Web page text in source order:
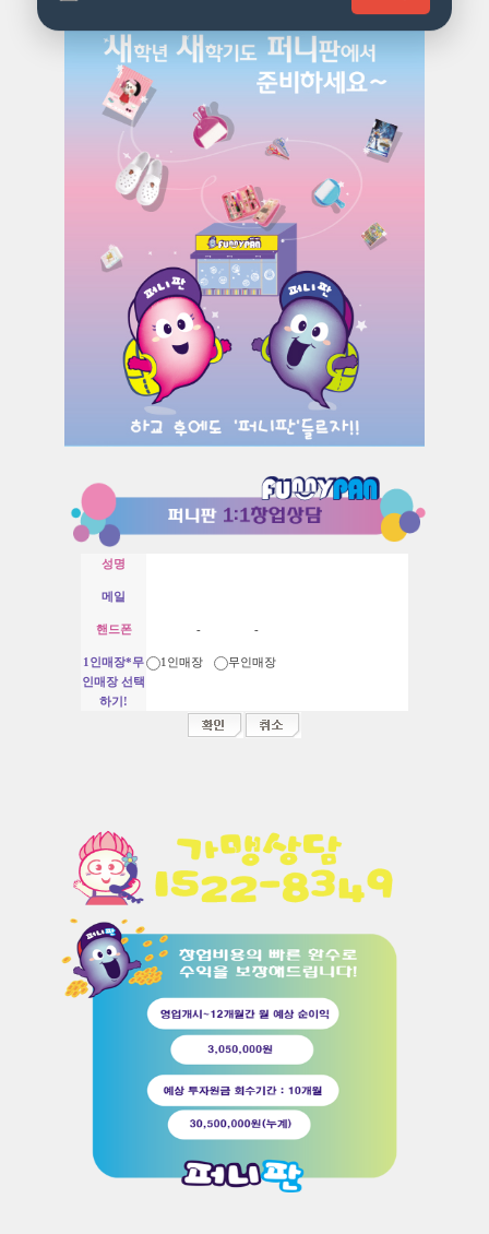
성명
메일
핸드폰 - -
1인매장*무
인매장 선택
하기!
1인매장 무인매장